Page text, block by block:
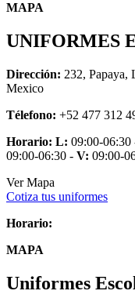
MAPA
UNIFORMES
Dirección: 232, Papaya,
Mexico
Télefono: +52 477 312
Horario: L: 09:00-06:30
09:00-06:30 - V: 09:00-
Ver Mapa
Cotiza tus uniformes
Horario:
MAPA
Uniformes